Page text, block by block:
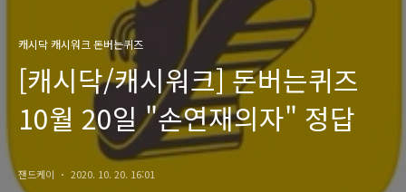
캐시닥 캐시워크 돈버는퀴즈
[캐시닥/캐시워크] 돈버는퀴즈
10월 20일 "손연재의자" 정답
잰드케이 2020. 10. 20. 16:01